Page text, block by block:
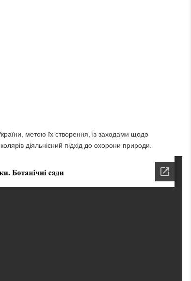
метою їх створення, із заходами щодо
діяльнісний підхід до охорони природи.